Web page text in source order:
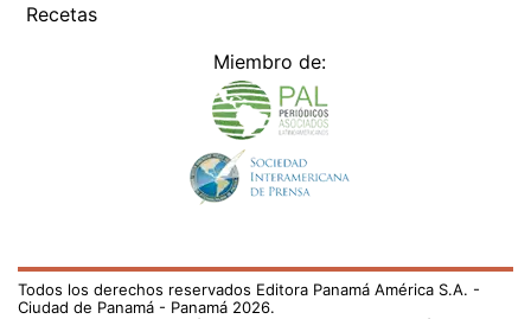
Recetas
Miembro de:
Todos los derechos reservados Editora Panamá América S.A. -
Ciudad de Panamá - Panamá 2026.